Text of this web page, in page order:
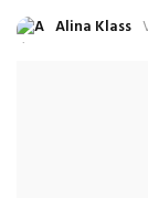
Alina Klass